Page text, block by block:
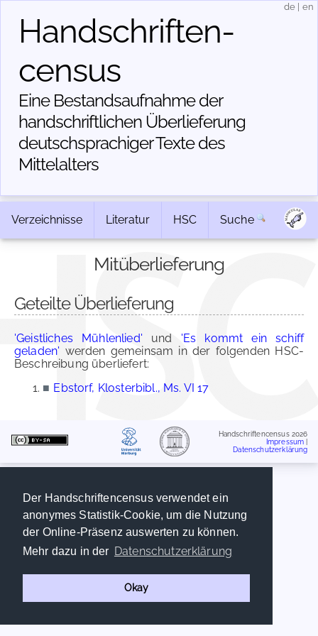
Der Handschriftencensus verwendet ein
anonymes Statistik-Cookie, um die Nutzung
der Online-Präsenz auswerten zu können.
Mehr dazu in der Datenschutzerklärung
Okay
Handschriften­
census
Eine Bestandsaufnahme der
handschriftlichen Über­lieferung
deutschsprachiger Texte des
Mittelalters
de en
Verzeichnisse Literatur HSC Suche
Mitüberlieferung
Geteilte Überlieferung
'Geistliches Mühlenlied' und 'Es kommt ein schiff
geladen' werden gemeinsam in der folgenden HSC-
Beschreibung überliefert:
■ Ebstorf, Klosterbibl., Ms. VI 17
Handschriftencensus 2026
Impressum
Datenschutzerklärung